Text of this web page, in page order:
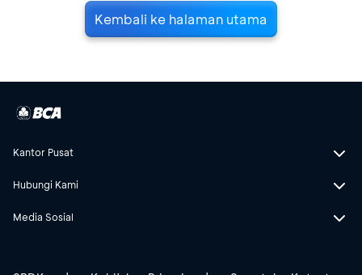
Kembali ke halaman utama
Kantor Pusat
Hubungi Kami
Media Sosial